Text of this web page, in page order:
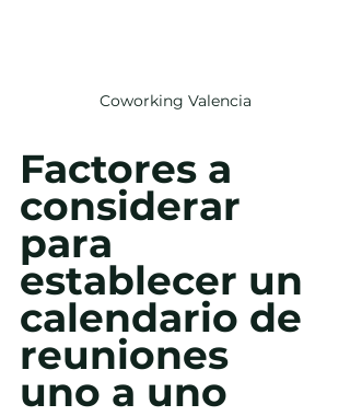
Coworking Valencia
Factores a
considerar
para
establecer un
calendario de
reuniones
uno a uno